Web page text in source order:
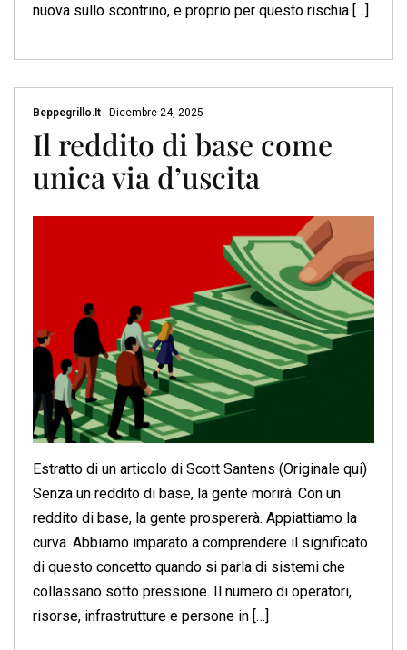
nuova sullo scontrino, e proprio per questo rischia […]
Beppegrillo.it - Dicembre 24, 2025
Il reddito di base come
unica via d’uscita
Estratto di un articolo di Scott Santens (Originale qui)
Senza un reddito di base, la gente morirà. Con un
reddito di base, la gente prospererà. Appiattiamo la
curva. Abbiamo imparato a comprendere il significato
di questo concetto quando si parla di sistemi che
collassano sotto pressione. Il numero di operatori,
risorse, infrastrutture e persone in […]